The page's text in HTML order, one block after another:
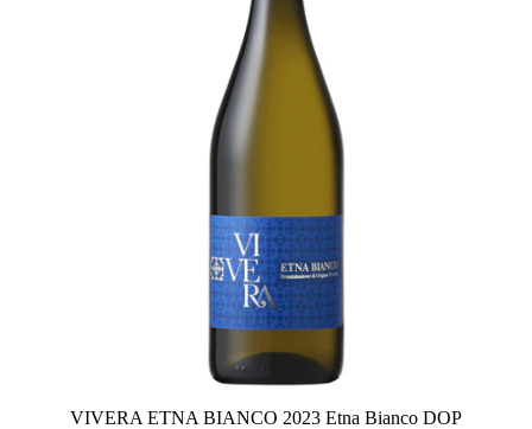
VIVERA ETNA BIANCO 2023 Etna Bianco DOP